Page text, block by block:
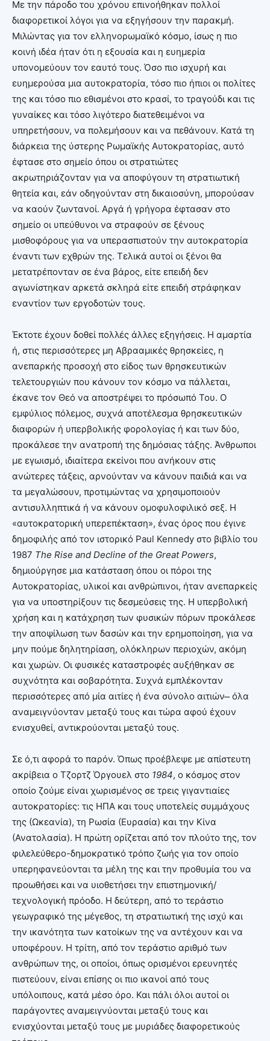
Με την πάροδο του χρόνου επινοήθηκαν πολλοί
διαφορετικοί λόγοι για να εξηγήσουν την παρακμή.
Μιλώντας για τον ελληνορωμαϊκό κόσμο, ίσως η πιο
κοινή ιδέα ήταν ότι η εξουσία και η ευημερία
υπονομεύουν τον εαυτό τους. Όσο πιο ισχυρή και
ευημερούσα μια αυτοκρατορία, τόσο πιο ήπιοι οι πολίτες
της και τόσο πιο εθισμένοι στο κρασί, το τραγούδι και τις
γυναίκες και τόσο λιγότερο διατεθειμένοι να
υπηρετήσουν, να πολεμήσουν και να πεθάνουν. Κατά τη
διάρκεια της ύστερης Ρωμαϊκής Αυτοκρατορίας, αυτό
έφτασε στο σημείο όπου οι στρατιώτες
ακρωτηριάζονταν για να αποφύγουν τη στρατιωτική
θητεία και, εάν οδηγούνταν στη δικαιοσύνη, μπορούσαν
να καούν ζωντανοί. Αργά ή γρήγορα έφτασαν στο
σημείο οι υπεύθυνοι να στραφούν σε ξένους
μισθοφόρους για να υπερασπιστούν την αυτοκρατορία
έναντι των εχθρών της. Τελικά αυτοί οι ξένοι θα
μετατρέπονταν σε ένα βάρος, είτε επειδή δεν
αγωνίστηκαν αρκετά σκληρά είτε επειδή στράφηκαν
εναντίον των εργοδοτών τους.
Έκτοτε έχουν δοθεί πολλές άλλες εξηγήσεις. Η αμαρτία
ή, στις περισσότερες μη Αβρααμικές θρησκείες, η
ανεπαρκής προσοχή στο είδος των θρησκευτικών
τελετουργιών που κάνουν τον κόσμο να πάλλεται,
έκανε τον Θεό να αποστρέψει το πρόσωπό Του. Ο
εμφύλιος πόλεμος, συχνά αποτέλεσμα θρησκευτικών
διαφορών ή υπερβολικής φορολογίας ή και των δύο,
προκάλεσε την ανατροπή της δημόσιας τάξης. Άνθρωποι
με εγωισμό, ιδιαίτερα εκείνοι που ανήκουν στις
ανώτερες τάξεις, αρνούνταν να κάνουν παιδιά και να
τα μεγαλώσουν, προτιμώντας να χρησιμοποιούν
αντισυλληπτικά ή να κάνουν ομοφυλοφιλικό σεξ. Η
«αυτοκρατορική υπερεπέκταση», ένας όρος που έγινε
δημοφιλής από τον ιστορικό Paul Kennedy στο βιβλίο του
1987 The Rise and Decline of the GreatPowers,
δημιούργησε μια κατάσταση όπου οι πόροι της
Αυτοκρατορίας, υλικοί και ανθρώπινοι, ήταν ανεπαρκείς
για να υποστηρίξουν τις δεσμεύσεις της. Η υπερβολική
χρήση και η κατάχρηση των φυσικών πόρων προκάλεσε
την αποψίλωση των δασών και την ερημοποίηση, για να
μην πούμε δηλητηρίαση, ολόκληρων περιοχών, ακόμη
και χωρών. Οι φυσικές καταστροφές αυξήθηκαν σε
συχνότητα και σοβαρότητα. Συχνά εμπλέκονταν
περισσότερες από μία αιτίες ή ένα σύνολο αιτιών ̶ όλα
αναμειγνύονταν μεταξύ τους και τώρα αφού έχουν
ενισχυθεί, αντικρούονται μεταξύ τους.
Σε ό,τι αφορά το παρόν. Όπως προέβλεψε με απίστευτη
ακρίβεια ο Τζορτζ Όργουελ στο 1984, ο κόσμος στον
οποίο ζούμε είναι χωρισμένος σε τρεις γιγαντιαίες
αυτοκρατορίες: τις ΗΠΑ και τους υποτελείς συμμάχους
της (Ωκεανία), τη Ρωσία (Ευρασία) και την Κίνα
(Ανατολασία). Η πρώτη ορίζεται από τον πλούτο της, τον
φιλελεύθερο-δημοκρατικό τρόπο ζωής για τον οποίο
υπερηφανεύονται τα μέλη της και την προθυμία του να
προωθήσει και να υιοθετήσει την επιστημονική/
τεχνολογική πρόοδο. Η δεύτερη, από το τεράστιο
γεωγραφικό της μέγεθος, τη στρατιωτική της ισχύ και
την ικανότητα των κατοίκων της να αντέχουν και να
υποφέρουν. Η τρίτη, από τον τεράστιο αριθμό των
ανθρώπων της, οι οποίοι, όπως ορισμένοι ερευνητές
πιστεύουν, είναι επίσης οι πιο ικανοί από τους
υπόλοιπους, κατά μέσο όρο. Και πάλι όλοι αυτοί οι
παράγοντες αναμειγνύονται μεταξύ τους και
ενισχύονται μεταξύ τους με μυριάδες διαφορετικούς